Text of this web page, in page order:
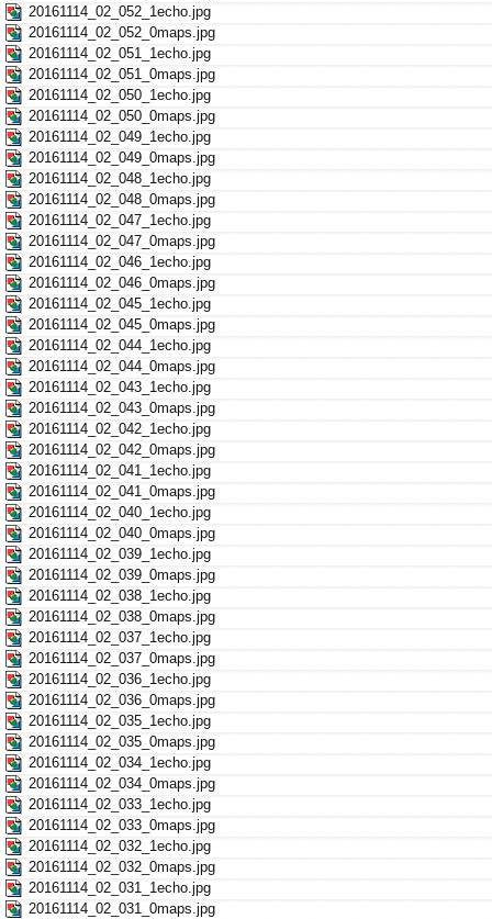
20161114_02_052_1echo.jpg
20161114_02_052_0maps.jpg
20161114_02_051_1echo.jpg
20161114_02_051_0maps.jpg
20161114_02_050_1echo.jpg
20161114_02_050_0maps.jpg
20161114_02_049_1echo.jpg
20161114_02_049_0maps.jpg
20161114_02_048_1echo.jpg
20161114_02_048_0maps.jpg
20161114_02_047_1echo.jpg
20161114_02_047_0maps.jpg
20161114_02_046_1echo.jpg
20161114_02_046_0maps.jpg
20161114_02_045_1echo.jpg
20161114_02_045_0maps.jpg
20161114_02_044_1echo.jpg
20161114_02_044_0maps.jpg
20161114_02_043_1echo.jpg
20161114_02_043_0maps.jpg
20161114_02_042_1echo.jpg
20161114_02_042_0maps.jpg
20161114_02_041_1echo.jpg
20161114_02_041_0maps.jpg
20161114_02_040_1echo.jpg
20161114_02_040_0maps.jpg
20161114_02_039_1echo.jpg
20161114_02_039_0maps.jpg
20161114_02_038_1echo.jpg
20161114_02_038_0maps.jpg
20161114_02_037_1echo.jpg
20161114_02_037_0maps.jpg
20161114_02_036_1echo.jpg
20161114_02_036_0maps.jpg
20161114_02_035_1echo.jpg
20161114_02_035_0maps.jpg
20161114_02_034_1echo.jpg
20161114_02_034_0maps.jpg
20161114_02_033_1echo.jpg
20161114_02_033_0maps.jpg
20161114_02_032_1echo.jpg
20161114_02_032_0maps.jpg
20161114_02_031_1echo.jpg
20161114_02_031_0maps.jpg